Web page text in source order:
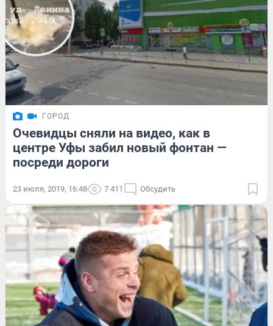
ГОРОД
Очевидцы сняли на видео, как в
центре Уфы забил новый фонтан —
посреди дороги
23 июля, 2019, 16:48 7 411 Обсудить